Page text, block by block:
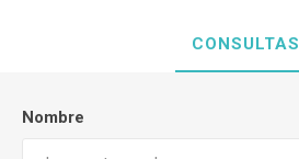
CONSULTAS
Nombre